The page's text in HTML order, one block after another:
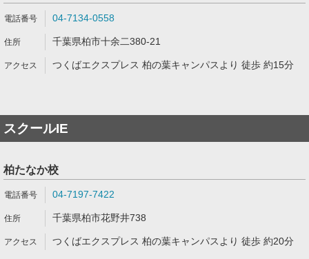
04-7134-0558
千葉県柏市十余二380-21
つくばエクスプレス 柏の葉キャンパスより 徒歩 約15分
スクールIE
柏たなか校
04-7197-7422
千葉県柏市花野井738
つくばエクスプレス 柏の葉キャンパスより 徒歩 約20分